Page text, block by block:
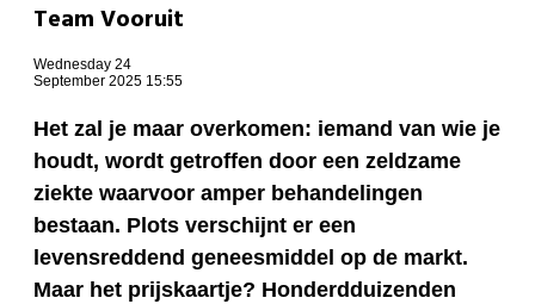
Team Vooruit
Wednesday 24
September 2025 15:55
Het zal je maar overkomen: iemand van wie je
houdt, wordt getroffen door een zeldzame
ziekte waarvoor amper behandelingen
bestaan. Plots verschijnt er een
levensreddend geneesmiddel op de markt.
Maar het prijskaartje? Honderdduizenden